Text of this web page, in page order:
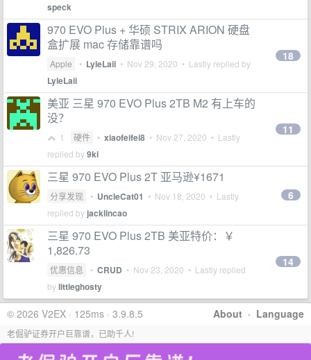
speck
970 EVO Plus + 华硕 STRIX ARION 硬盘
盒扩展 mac 存储靠谱吗
Apple • LyleLaii • Nov 29, 2020 • Lastly replied by
LyleLaii
18
美亚 三星 970 EVO Plus 2TB M2 有上车的
没？
1 硬件 • xiaofeifei8 • Nov 27, 2020 • Lastly
replied by9ki
11
三星 970 EVO Plus 2T 亚马逊¥1671
分享发现 • UncleCat01 • Nov 18, 2020 • Lastly
replied by jacklincao
6
三星 970 EVO Plus 2TB 美亚特价：￥
1,826.73
优惠信息 • CRUD • Nov 23, 2020 • Lastly replied
bylittleghosty
14
About · Language
© 2026 V2EX · 125ms · 3.9.8.5
老倔驴证券开户巨靠谱，已助千人!